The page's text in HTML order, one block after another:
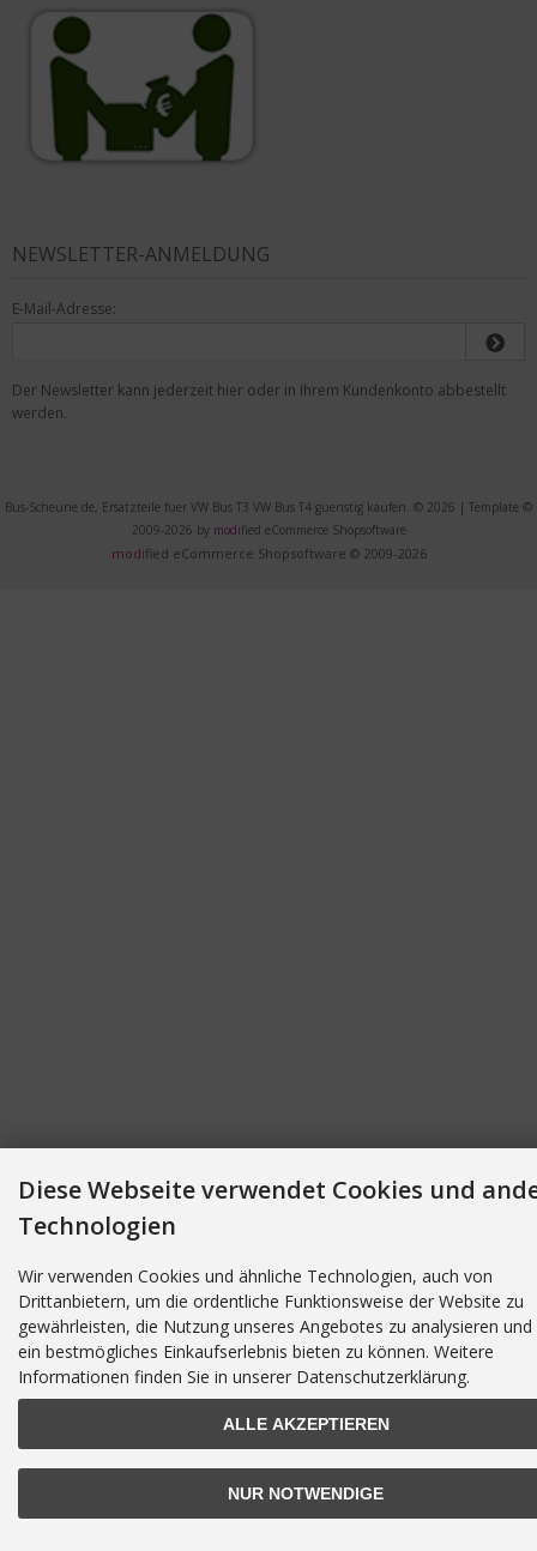
NEWSLETTER-ANMELDUNG
E-Mail-Adresse:
Der Newsletter kann jederzeit hier oder in Ihrem Kundenkonto abbestellt
werden.
Bus-Scheune.de, Ersatzteile fuer VW Bus T3 VW Bus T4 guenstig kaufen. © 2026 | Template ©
2009-2026 by modified eCommerce Shopsoftware
modified eCommerce Shopsoftware © 2009-2026
Diese Webseite verwendet Cookies und
Technologien
Wir verwenden Cookies und ähnliche Technologien, auch von
Drittanbietern, um die ordentliche Funktionsweise der Website zu
gewährleisten, die Nutzung unseres Angebotes zu analysieren und
ein bestmögliches Einkaufserlebnis bieten zu können. Weitere
Informationen finden Sie in unserer Datenschutzerklärung.
ALLE AKZEPTIEREN
NUR NOTWENDIGE